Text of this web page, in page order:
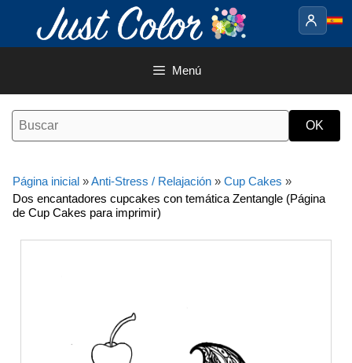
contenido
Menú
Página inicial »Anti-Stress / Relajación » Cup Cakes »
Dos encantadores cupcakes con temática Zentangle (Página
de Cup Cakes para imprimir)